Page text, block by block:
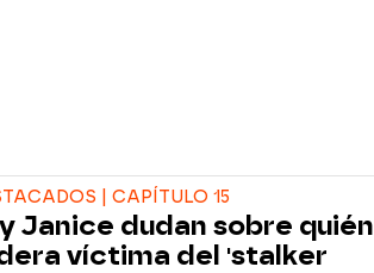
| CAPÍTULO 15
Janice dudan sobre quién
víctima del 'stalker